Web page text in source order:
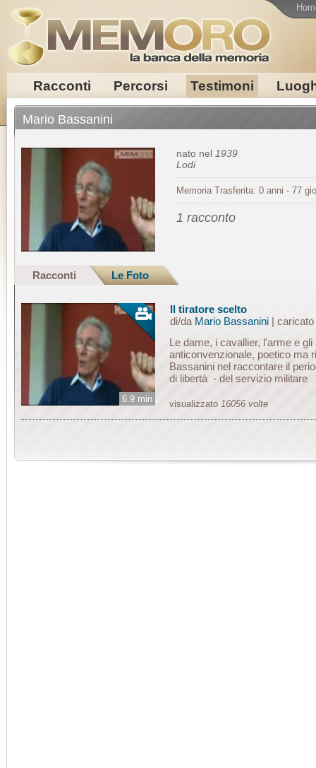
Racconti Percorsi Testimoni
Mario Bassanini
nato nel 1939
Lodi
Memoria Trasferita: 0 anni - 77
1 racconto
Racconti Le Foto
6.9 min
Il tiratore scelto
di/da Mario Bassanini| caricato
Le dame, i cavallier, l'arme e
anticonvenzionale, poetico ma
Bassanini nel raccontare il
di libertà - del servizio militare
visualizzato 16056 volte